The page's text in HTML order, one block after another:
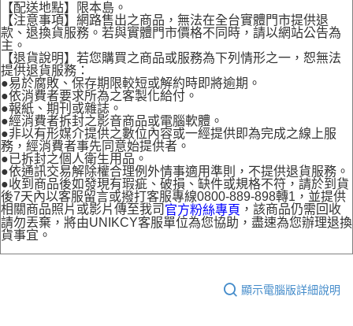
【配送地點】限本島。
【注意事項】網路售出之商品，無法在全台實體門市提供退
款、退換貨服務。若與實體門市價格不同時，請以網站公告為
主。
【退貨說明】若您購買之商品或服務為下列情形之一，恕無法
提供退貨服務：
●易於腐敗、保存期限較短或解約時即將逾期。
●依消費者要求所為之客製化給付。
●報紙、期刊或雜誌。
●經消費者拆封之影音商品或電腦軟體。
●非以有形媒介提供之數位內容或一經提供即為完成之線上服
務，經消費者事先同意始提供者。
●已拆封之個人衛生用品。
●依通訊交易解除權合理例外情事適用準則，不提供退貨服務。
●收到商品後如發現有瑕疵、破損、缺件或規格不符，請於到貨
後7天內以客服留言或撥打客服專線0800-889-898轉1，並提供
相關商品照片或影片傳至我司 官方粉絲專頁 ，該商品仍需回收
請勿丟棄，將由UNIKCY客服單位為您協助，盡速為您辦理退換
貨事宜。
顯示電腦版詳細說明